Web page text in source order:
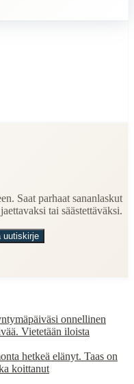
Saat parhaat sananlaskut
tai säästettäväksi.
uutiskirje
onnellinen
Vietetään iloista
hetkeä elänyt. Taas on
koittanut